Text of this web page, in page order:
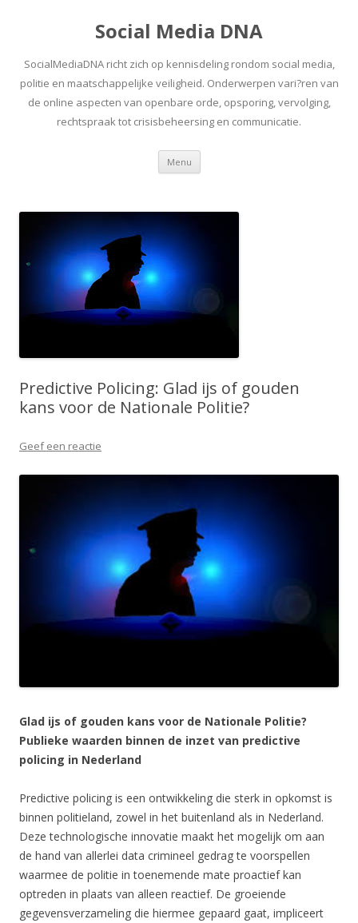
Social Media DNA
SocialMediaDNA richt zich op kennisdeling rondom social media,
politie en maatschappelijke veiligheid. Onderwerpen vari?ren van
de online aspecten van openbare orde, opsporing, vervolging,
rechtspraak tot crisisbeheersing en communicatie.
Menu Spring
inhoud
Predictive Policing: Glad ijs of gouden
kans voor de Nationale Politie?
Geef een reactie
Glad ijs of gouden kans voor de Nationale Politie?
Publieke waarden binnen de inzet van predictive
policing in Nederland
Predictive policing is een ontwikkeling die sterk in opkomst is
binnen politieland, zowel in het buitenland als in Nederland.
Deze technologische innovatie maakt het mogelijk om aan
de hand van allerlei data crimineel gedrag te voorspellen
waarmee de politie in toenemende mate proactief kan
optreden in plaats van alleen reactief. De groeiende
gegevensverzameling die hiermee gepaard gaat, impliceert